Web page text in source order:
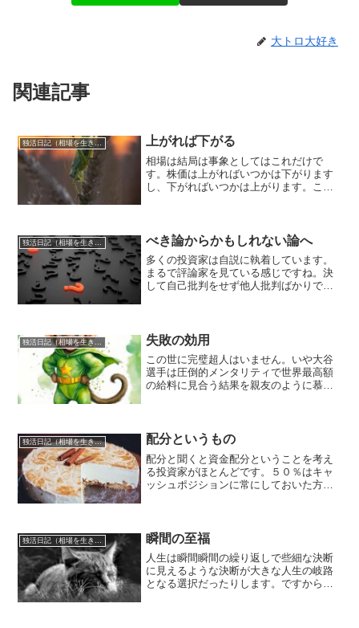
大トロ大好き
関連記事
独活日記（相場を生き抜くために） 上がれば下がる
相場は結局は事象としてはこれだけで
す。株価は上がればいつかは下がります
し、下がればいつかは上がります。これ
きない銘柄もあるわけです...
独活日記（相場を生き抜くために） べき論からかもしれない論へ
多くの投資家は自説に執着しています。
まるで評論家を見ている感じですね。決
して自己批判をせず他人批判ばかりで自
ません。相場ではいつも株...
失敗の効用
この世に完璧超人はいません。いや大谷
選手は圧倒的メンタリティで世界最高額
の給料に見合う結果を親友のように慕っ
むきな野球少年だけにギャ...
独活日記（相場を生き抜くために） 配分というもの
配分と聞くと資金配分ということを考え
る投資家がほとんどです。５０％はキャ
ッシュポジションに常にしておいた方が
とは大事ではあるのですが...
独活日記（相場を生き抜くために） 瞬間の至福
人生は瞬間瞬間の繰り返しで些細な決断
に見えるような決断が大きな人生の岐路
となる選択だったりします。ですからこ